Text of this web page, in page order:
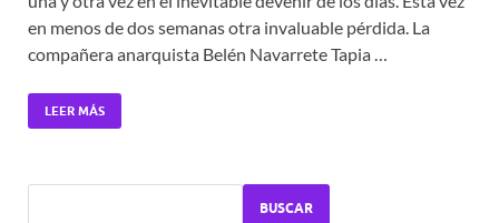
en menos de dos semanas otra invaluable pérdida. La
compañera anarquista Belén Navarrete Tapia …
LEER MÁS
BUSCAR